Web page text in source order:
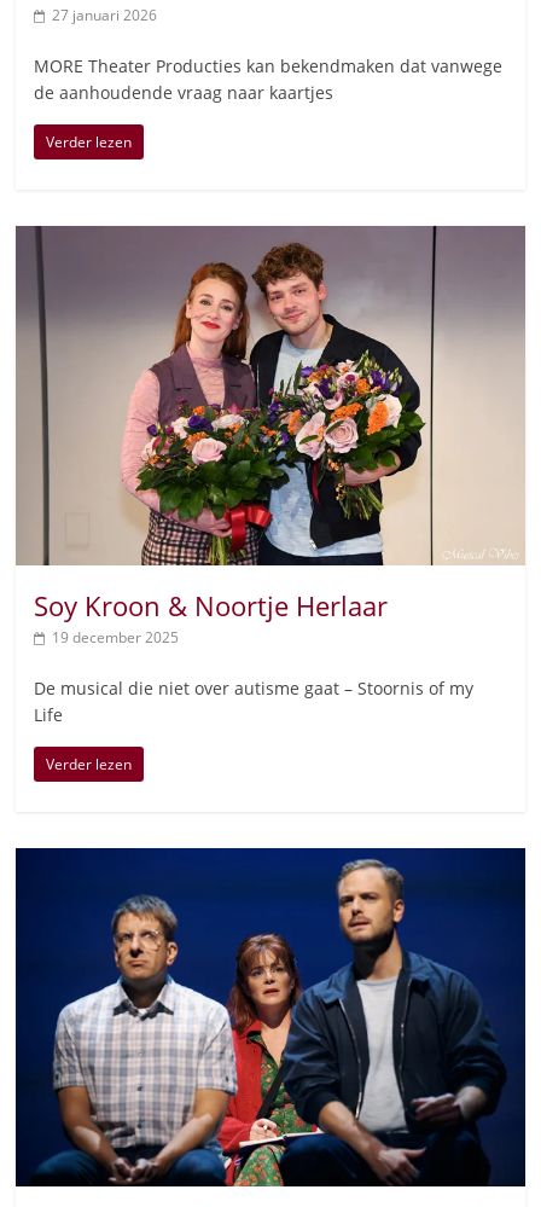
27 januari 2026
MORE Theater Producties kan bekendmaken dat vanwege
de aanhoudende vraag naar kaartjes
Verder lezen
Soy Kroon & Noortje Herlaar
19 december 2025
De musical die niet over autisme gaat – Stoornis of my
Life
Verder lezen